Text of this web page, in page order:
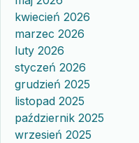
kwiecień 2026
marzec 2026
luty 2026
styczeń 2026
grudzień 2025
listopad 2025
październik 2025
wrzesień 2025